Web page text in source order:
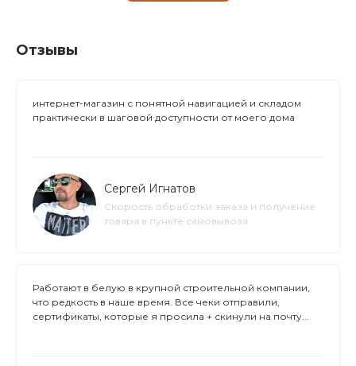
Отзывы
интернет-магазин с понятной навигацией и складом
практически в шаговой доступности от моего дома
Сергей Игнатов
Скорость обработки заказа и получение
товара в пункте самовывоза
Работают в белую в крупной строительной компании,
что редкость в наше время. Все чеки отправили,
сертификаты, которые я просила + скинули на почту...